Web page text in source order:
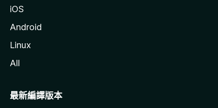
iOS
Android
Linux
All
最新編譯版本